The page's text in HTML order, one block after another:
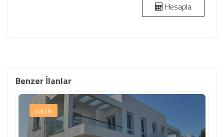
Hesapla
Benzer İlanlar
Satılık